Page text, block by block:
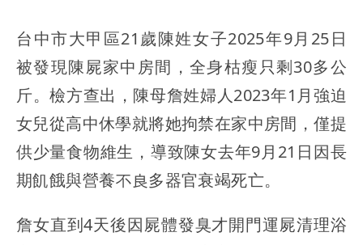
台中市大甲區21歲陳姓女子2025年9月25日
被發現陳屍家中房間，全身枯瘦只剩30多公
斤。檢方查出，陳母詹姓婦人2023年1月強迫
女兒從高中休學就將她拘禁在家中房間，僅提
供少量食物維生，導致陳女去年9月21日因長
期飢餓與營養不良多器官衰竭死亡。
詹女直到4天後因屍體發臭才開門運屍清理浴